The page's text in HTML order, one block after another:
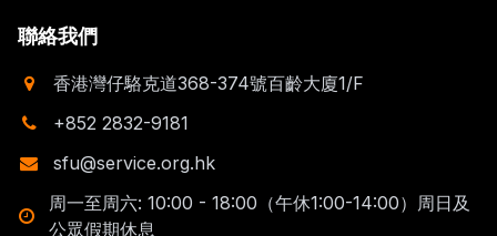
聯絡我們
香港灣仔駱克道368-374號百齡大廈1/F
+852 2832-9181
sfu@service.org.hk
周一至周六: 10:00 - 18:00（午休1:00-14:00）周日及
公眾假期休息